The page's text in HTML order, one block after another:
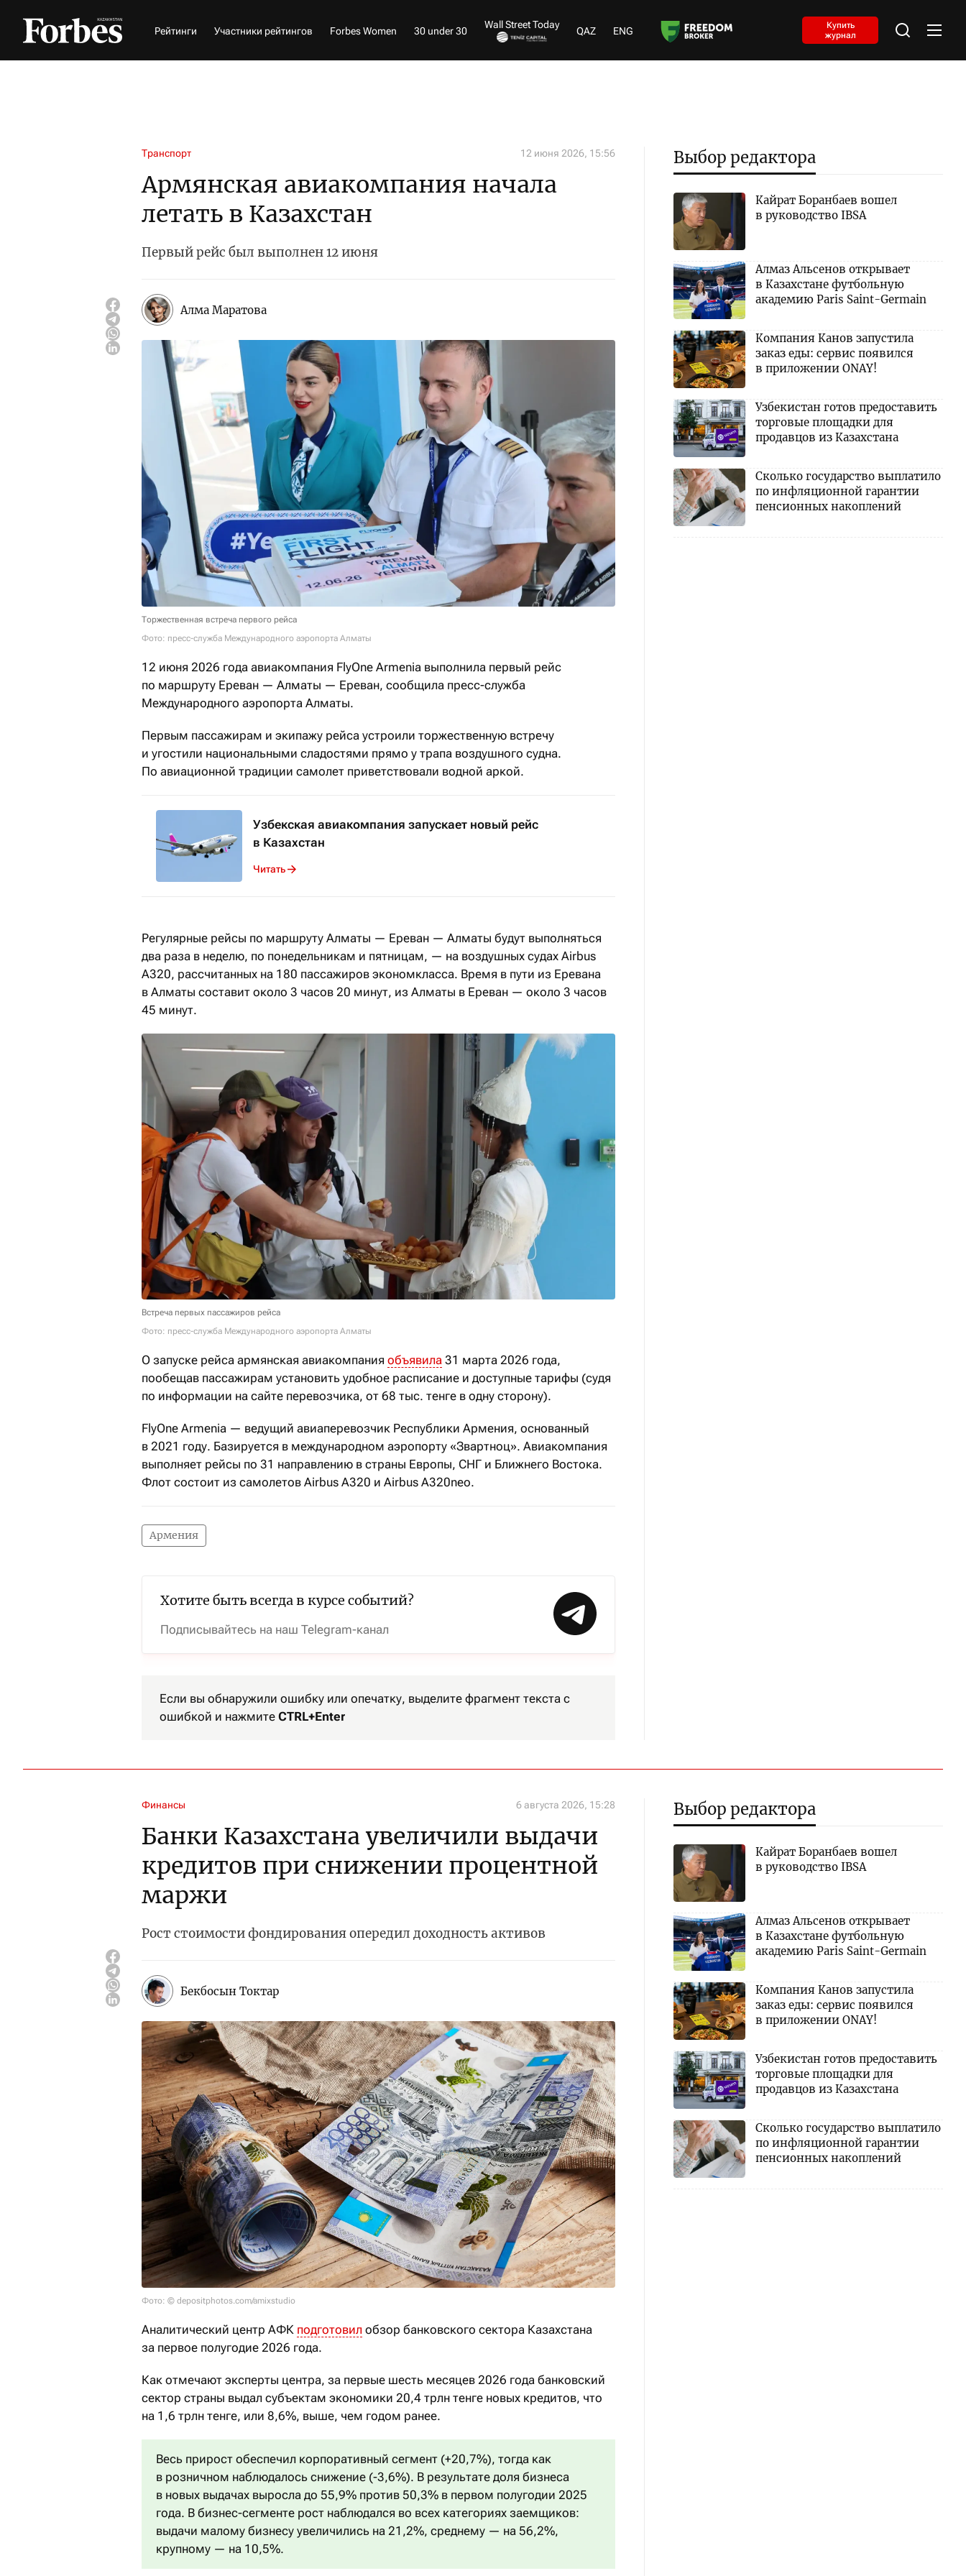
Рейтинги Участники рейтингов Forbes Women 30 under 30
Wall Street Today
QAZ ENG
Купить
журнал
Транспорт 12 июня 2026, 15:56
Армянская авиакомпания начала
летать в Казахстан
Первый рейс был выполнен 12 июня
Алма Маратова
Торжественная встреча первого рейса
Фото: пресс-служба Международного аэропорта Алматы
12 июня 2026 года авиакомпания FlyOne Armenia выполнила первый рейс
по маршруту Ереван — Алматы — Ереван, сообщила пресс-служба
Международного аэропорта Алматы.
Первым пассажирам и экипажу рейса устроили торжественную встречу
и угостили национальными сладостями прямо у трапа воздушного судна.
По авиационной традиции самолет приветствовали водной аркой.
Узбекская авиакомпания запускает новый рейс
в Казахстан
Читать
Регулярные рейсы по маршруту Алматы — Ереван — Алматы будут выполняться
два раза в неделю, по понедельникам и пятницам, — на воздушных судах Airbus
A320, рассчитанных на 180 пассажиров экономкласса. Время в пути из Еревана
в Алматы составит около 3 часов 20 минут, из Алматы в Ереван — около 3 часов
45 минут.
Встреча первых пассажиров рейса
Фото: пресс-служба Международного аэропорта Алматы
О запуске рейса армянская авиакомпания объявила 31 марта 2026 года,
пообещав пассажирам установить удобное расписание и доступные тарифы (судя
по информации на сайте перевозчика, от 68 тыс. тенге в одну сторону).
FlyOne Armenia — ведущий авиаперевозчик Республики Армения, основанный
в 2021 году. Базируется в международном аэропорту «Звартноц». Авиакомпания
выполняет рейсы по 31 направлению в страны Европы, СНГ и Ближнего Востока.
Флот состоит из самолетов Airbus A320 и Airbus A320neo.
Армения
Хотите быть всегда в курсе событий?
Подписывайтесь на наш Telegram-канал
Если вы обнаружили ошибку или опечатку, выделите фрагмент текста с
ошибкой и нажмите CTRL+Enter
Выбор редактора
Кайрат Боранбаев вошел
в руководство IBSA
Алмаз Альсенов открывает
в Казахстане футбольную
академию Paris Saint-Germain
Компания Канов запустила
заказ еды: сервис появился
в приложении ONAY!
Узбекистан готов предоставить
торговые площадки для
продавцов из Казахстана
Сколько государство выплатило
по инфляционной гарантии
пенсионных накоплений
Финансы 6 августа 2026, 15:28
Банки Казахстана увеличили выдачи
кредитов при снижении процентной
маржи
Рост стоимости фондирования опередил доходность активов
Бекбосын Токтар
Фото: © depositphotos.com/amixstudio
Аналитический центр АФК подготовил обзор банковского сектора Казахстана
за первое полугодие 2026 года.
Как отмечают эксперты центра, за первые шесть месяцев 2026 года банковский
сектор страны выдал субъектам экономики 20,4 трлн тенге новых кредитов, что
на 1,6 трлн тенге, или 8,6%, выше, чем годом ранее.
Весь прирост обеспечил корпоративный сегмент (+20,7%), тогда как
в розничном наблюдалось снижение (-3,6%). В результате доля бизнеса
в новых выдачах выросла до 55,9% против 50,3% в первом полугодии 2025
года. В бизнес-сегменте рост наблюдался во всех категориях заемщиков:
выдачи малому бизнесу увеличились на 21,2%, среднему — на 56,2%,
крупному — на 10,5%.
Выбор редактора
Кайрат Боранбаев вошел
в руководство IBSA
Алмаз Альсенов открывает
в Казахстане футбольную
академию Paris Saint-Germain
Компания Канов запустила
заказ еды: сервис появился
в приложении ONAY!
Узбекистан готов предоставить
торговые площадки для
продавцов из Казахстана
Сколько государство выплатило
по инфляционной гарантии
пенсионных накоплений